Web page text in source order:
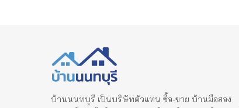
บ้านนนทบุรี เป็นบริษัทตัวแทน ซื้อ-ขาย บ้านมือสอง